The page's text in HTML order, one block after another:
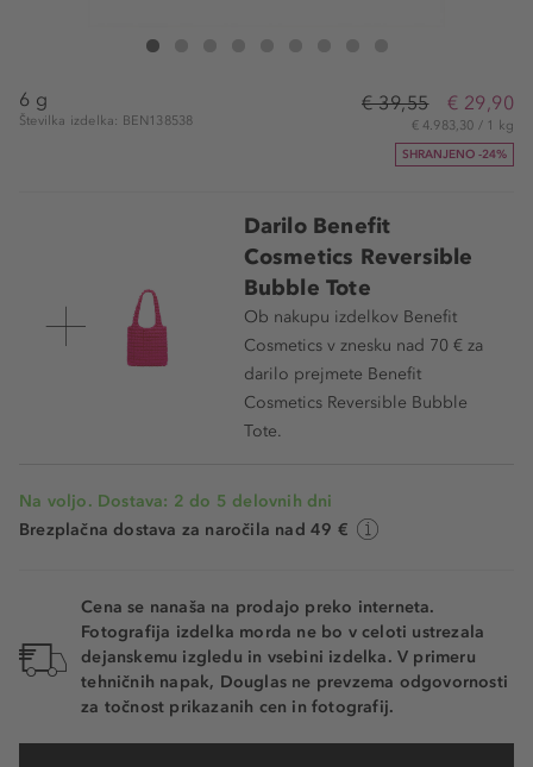
Benefit Cosmetics Peachin' WANDERful World Blush Powder
6 g
Številka izdelka: BEN138538
€ 39,55 € 29,90
€ 4.983,30 / 1 kg
SHRANJENO -24%
Darilo Benefit
Cosmetics Reversible
Bubble Tote
Ob nakupu izdelkov Benefit
Cosmetics v znesku nad 70 € za
darilo prejmete Benefit
Cosmetics Reversible Bubble
Tote.
Na voljo. Dostava: 2 do 5 delovnih dni
Brezplačna dostava za naročila nad 49 €
Cena se nanaša na prodajo preko interneta.
Fotografija izdelka morda ne bo v celoti ustrezala
dejanskemu izgledu in vsebini izdelka. V primeru
tehničnih napak, Douglas ne prevzema odgovornosti
za točnost prikazanih cen in fotografij.